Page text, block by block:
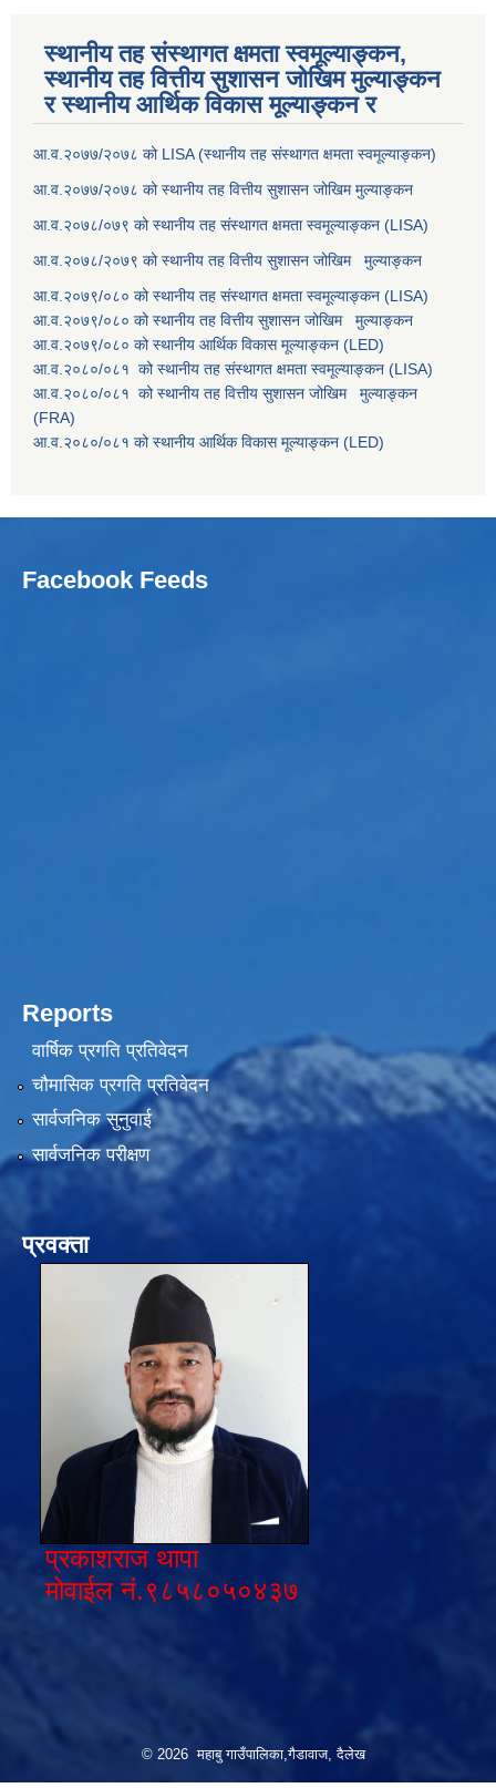
स्थानीय तह संस्थागत क्षमता स्वमूल्याङ्कन,
स्थानीय तह वित्तीय सुशासन जोखिम मुल्याङ्कन
र स्थानीय आर्थिक विकास मूल्याङ्कन र
आ.व.२०७७/२०७८ को LISA (स्थानीय तह संस्थागत क्षमता स्वमूल्याङ्कन)
आ.व.२०७७/२०७८ को स्थानीय तह वित्तीय सुशासन जोखिम मुल्याङ्कन
आ.व.२०७८/०७९ को स्थानीय तह संस्थागत क्षमता स्वमूल्याङ्कन (LISA)
आ.व.२०७८/२०७९ को स्थानीय तह वित्तीय सुशासन जोखिम मुल्याङ्कन
आ.व.२०७९/०८० को स्थानीय तह संस्थागत क्षमता स्वमूल्याङ्कन (LISA)
आ.व.२०७९/०८० को स्थानीय तह वित्तीय सुशासन जोखिम मुल्याङ्कन
आ.व.२०७९/०८० को स्थानीय आर्थिक विकास मूल्याङ्कन (LED)
आ.व.२०८०/०८१ को स्थानीय तह संस्थागत क्षमता स्वमूल्याङ्कन (LISA)
आ.व.२०८०/०८१ को स्थानीय तह वित्तीय सुशासन जोखिम मुल्याङ्कन
(FRA)
आ.व.२०८०/०८१ को स्थानीय आर्थिक विकास मूल्याङ्कन (LED)
Facebook Feeds
Reports
वार्षिक प्रगति प्रतिवेदन
चौमासिक प्रगति प्रतिवेदन
सार्वजनिक सुनुवाई
सार्वजनिक परीक्षण
प्रवक्ता
प्रकाशराज थापा
मोवाईल नं.९८५८०५०४३७
© 2026 महाबु गाउँपालिका,गैडावाज, दैलेख